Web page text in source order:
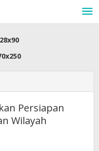
Persiapan
Wilayah